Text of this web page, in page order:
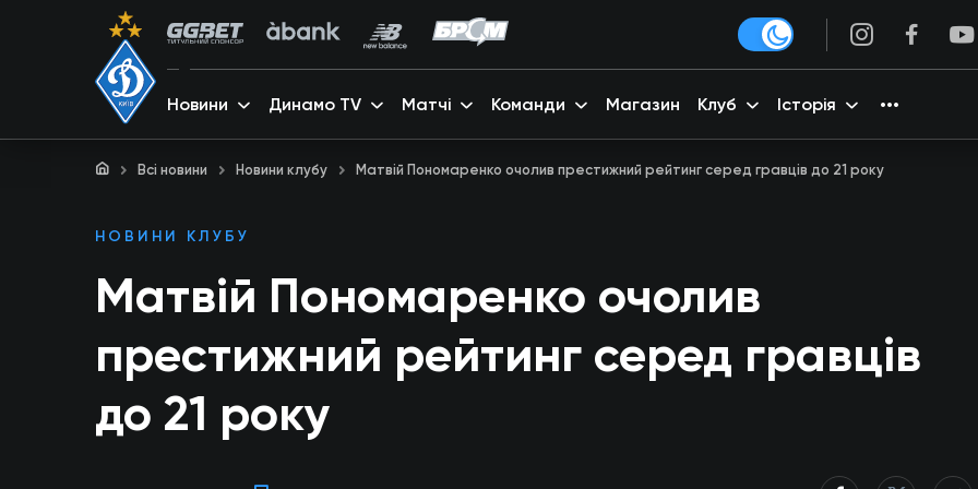
Новини Динамо TV Матчі Команди Магазин Клуб Історія
Всі новини Новини клубу Матвій Пономаренко очолив престижний рейтинг серед гравців до 21 року
НОВИНИ КЛУБУ
Матвій Пономаренко очолив
престижний рейтинг серед гравців
до 21 року